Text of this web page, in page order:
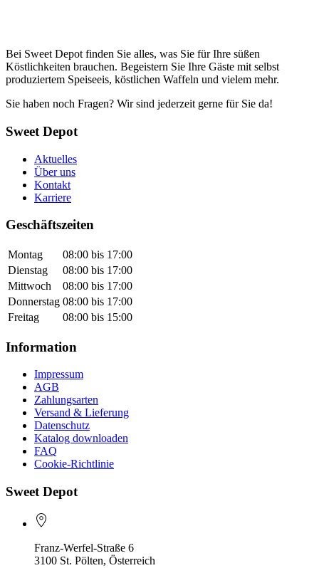
Bei Sweet Depot finden Sie alles, was Sie für Ihre süßen
Köstlichkeiten brauchen. Begeistern Sie Ihre Gäste mit selbst
produziertem Speiseeis, köstlichen Waffeln und vielem mehr.
Sie haben noch Fragen? Wir sind jederzeit gerne für Sie da!
Sweet Depot
Aktuelles
Über uns
Kontakt
Karriere
Geschäftszeiten
Montag
08:00 bis 17:00
Dienstag
08:00 bis 17:00
Mittwoch
08:00 bis 17:00
Donnerstag 08:00 bis 17:00
Freitag
08:00 bis 15:00
Information
Impressum
AGB
Zahlungsarten
Versand & Lieferung
Datenschutz
Katalog downloaden
FAQ
Cookie-Richtlinie
Sweet Depot
Franz-Werfel-Straße 6
3100 St. Pölten, Österreich